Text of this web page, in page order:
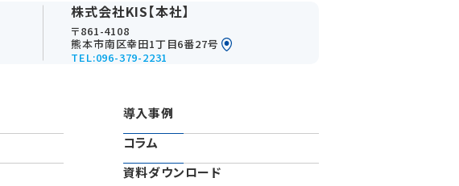
株式会社KIS【本社】
〒861-4108
熊本市南区幸田1丁目6番27号
TEL:096-379-2231
導入事例
コラム
資料ダウンロード